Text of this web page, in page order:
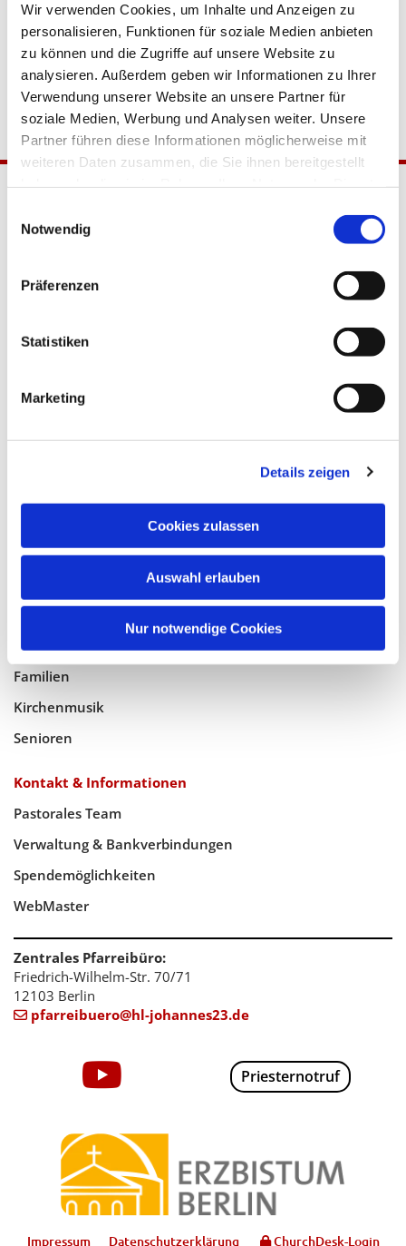
Wir verwenden Cookies, um Inhalte und Anzeigen zu
personalisieren, Funktionen für soziale Medien anbieten
zu können und die Zugriffe auf unsere Website zu
analysieren. Außerdem geben wir Informationen zu Ihrer
Verwendung unserer Website an unsere Partner für
soziale Medien, Werbung und Analysen weiter. Unsere
Partner führen diese Informationen möglicherweise mit
weiteren Daten zusammen, die Sie ihnen bereitgestellt
Notwendig
Präferenzen
Statistiken
Marketing
Details zeigen
Cookies zulassen
Auswahl erlauben
Nur notwendige Cookies
Pfarrei Hl. Johannes XXIII.
Glaube
Bistumswallfahrt
Taufe, Kommunion & Trauung
Pfarreileben
Jugend
Familien
Kirchenmusik
Senioren
Kontakt & Informationen
Pastorales Team
Verwaltung & Bankverbindungen
Spendemöglichkeiten
WebMaster
Zentrales Pfarreibüro:
Friedrich-Wilhelm-Str. 70/71
12103 Berlin
 pfarreibuero@hl-johannes23.de
Priesternotruf
Impressum Datenschutzerklärung ChurchDesk-Login